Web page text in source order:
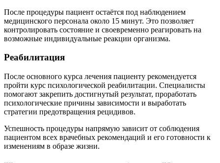
После процедуры пациент остаётся под наблюдением
медицинского персонала около 15 минут. Это позволяет
контролировать состояние и своевременно реагировать на
возможные индивидуальные реакции организма.
Реабилитация
После основного курса лечения пациенту рекомендуется
пройти курс психологической реабилитации. Специалисты
помогают закрепить достигнутый результат, проработать
психологические причины зависимости и выработать
стратегии предотвращения рецидивов.
Успешность процедуры напрямую зависит от соблюдения
пациентом всех врачебных рекомендаций и его готовности к
изменениям в образе жизни.